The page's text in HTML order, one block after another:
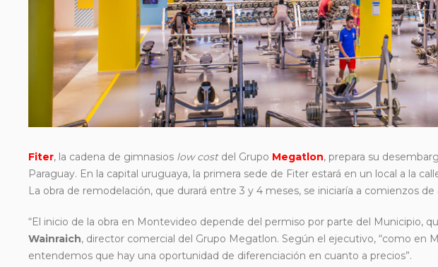
Fiter, la cadena de gimnasios low costdel Grupo Megatlon, prepara su
Paraguay. En la capital uruguaya, la primera sede de Fiter estará en un local a la
La obra de remodelación, que durará entre 3 y 4 meses, se iniciaría a comienzos de
“El inicio de la obra en Montevideo depende del permiso por parte del Municipio,
Wainraich, director comercial del Grupo Megatlon. Según el ejecutivo, “como en
entendemos que hay una oportunidad de diferenciación en cuanto a precios”.